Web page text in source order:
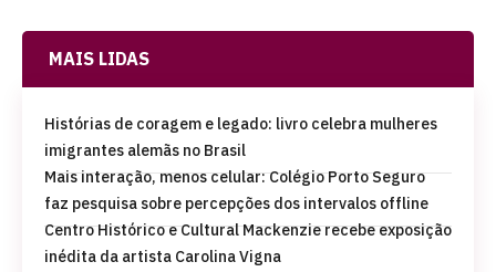
MAIS LIDAS
Histórias de coragem e legado: livro celebra mulheres
imigrantes alemãs no Brasil
Mais interação, menos celular: Colégio Porto Seguro
faz pesquisa sobre percepções dos intervalos offline
Centro Histórico e Cultural Mackenzie recebe exposição
inédita da artista Carolina Vigna